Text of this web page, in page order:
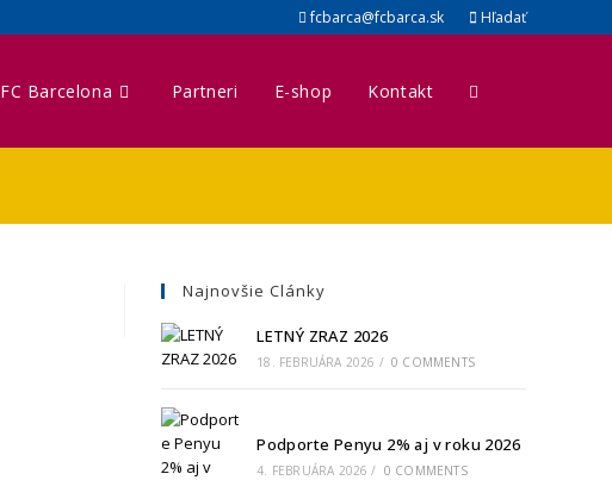
fcbarca@fcbarca.sk Hľadať
FC Barcelona Partneri E-shop Kontakt
Najnovšie Clánky
LETNÝ ZRAZ 2026
18. FEBRUÁRA 2026 / 0 COMMENTS
Podporte Penyu 2% aj v roku 2026
4. FEBRUÁRA 2026 / 0 COMMENTS